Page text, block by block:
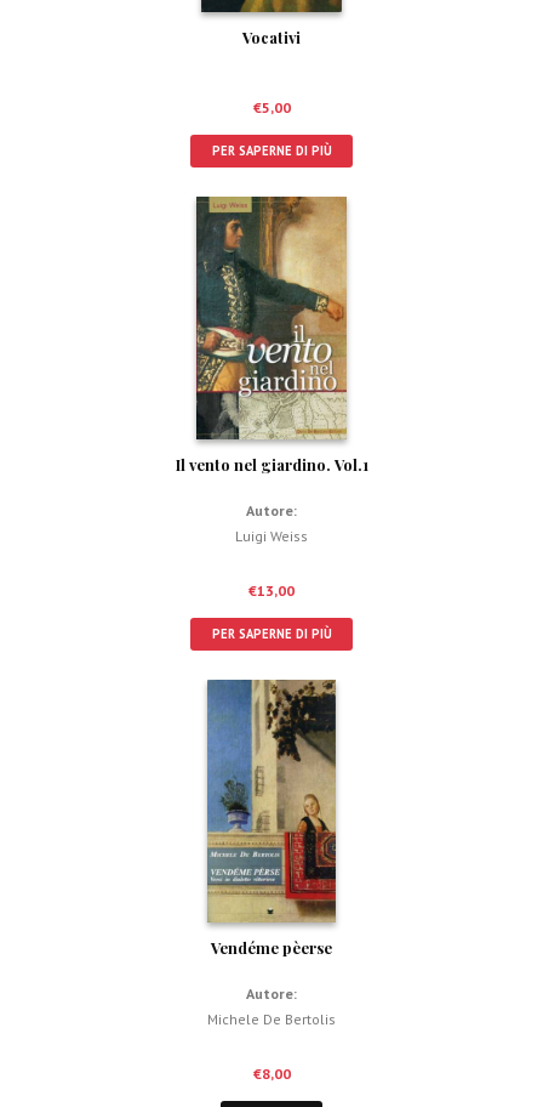
Vocativi
€5,00
PER SAPERNE DI PIÙ
Il vento nel giardino. Vol.1
Autore:
Luigi Weiss
€13,00
PER SAPERNE DI PIÙ
Vendéme pèerse
Autore:
Michele De Bertolis
€8,00